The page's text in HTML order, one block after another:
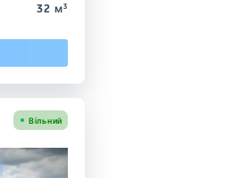
32 м³
Вільний